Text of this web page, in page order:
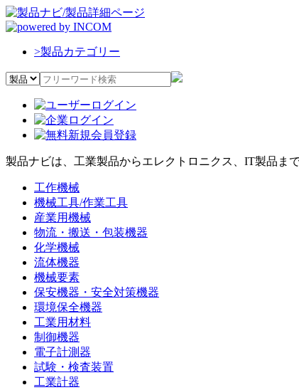
>製品カテゴリー
製品ナビは、工業製品からエレクトロニクス、IT製品ま
工作機械
機械工具/作業工具
産業用機械
物流・搬送・包装機器
化学機械
流体機器
機械要素
保安機器・安全対策機器
環境保全機器
工業用材料
制御機器
電子計測器
試験・検査装置
工業計器